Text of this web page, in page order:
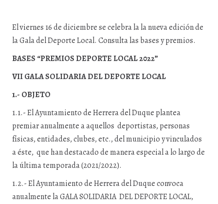
El viernes 16 de diciembre se celebra la la nueva edición de
la Gala del Deporte Local. Consulta las bases y premios.
BASES “PREMIOS DEPORTE LOCAL 2022”
VII GALA SOLIDARIA DEL DEPORTE LOCAL
1.- OBJETO
1.1.- El Ayuntamiento de Herrera del Duque plantea
premiar anualmente a aquellos deportistas, personas
físicas, entidades, clubes, etc., del municipio y vinculados
a éste, que han destacado de manera especial a lo largo de
la última temporada (2021/2022).
1.2.- El Ayuntamiento de Herrera del Duque convoca
anualmente la GALA SOLIDARIA DEL DEPORTE LOCAL,